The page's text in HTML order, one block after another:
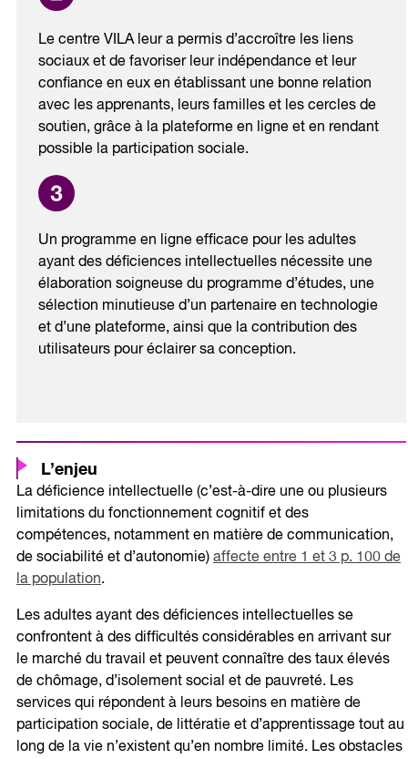
Le centre VILA leur a permis d’accroître les liens
sociaux et de favoriser leur indépendance et leur
confiance en eux en établissant une bonne relation
avec les apprenants, leurs familles et les cercles de
soutien, grâce à la plateforme en ligne et en rendant
possible la participation sociale.
Un programme en ligne efficace pour les adultes
ayant des déficiences intellectuelles nécessite une
élaboration soigneuse du programme d’études, une
sélection minutieuse d’un partenaire en technologie
et d’une plateforme, ainsi que la contribution des
utilisateurs pour éclairer sa conception.
L’enjeu
La déficience intellectuelle (c’est-à-dire une ou plusieurs
limitations du fonctionnement cognitif et des
compétences, notamment en matière de communication,
de sociabilité et d’autonomie) affecte entre 1 et 3 p. 100 de
la population.
Les adultes ayant des déficiences intellectuelles se
confrontent à des difficultés considérables en arrivant sur
le marché du travail et peuvent connaître des taux élevés
de chômage, d’isolement social et de pauvreté. Les
services qui répondent à leurs besoins en matière de
participation sociale, de littératie et d’apprentissage tout au
long de la vie n’existent qu’en nombre limité. Les obstacles